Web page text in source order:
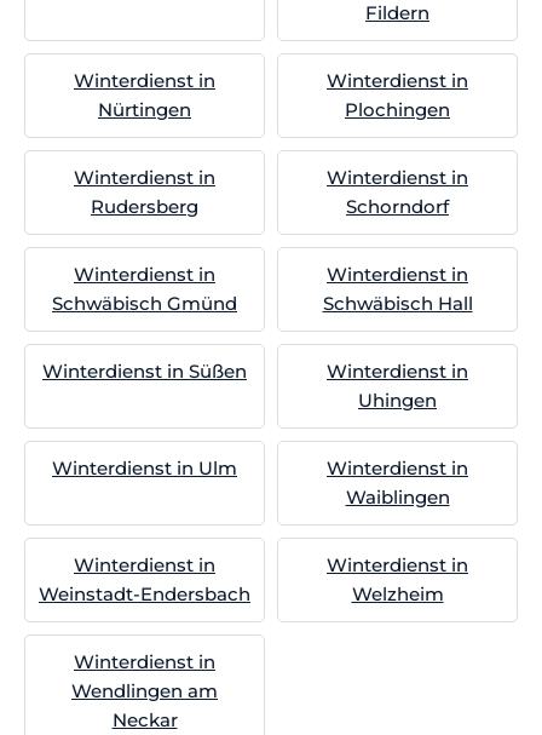
Fildern
Winterdienst in
Nürtingen
Winterdienst in
Plochingen
Winterdienst in
Rudersberg
Winterdienst in
Schorndorf
Winterdienst in
Schwäbisch Gmünd
Winterdienst in
Schwäbisch Hall
Winterdienst in Süßen
Winterdienst in
Uhingen
Winterdienst in Ulm
Winterdienst in
Waiblingen
Winterdienst in
Weinstadt-Endersbach
Winterdienst in
Welzheim
Winterdienst in
Wendlingen am
Neckar